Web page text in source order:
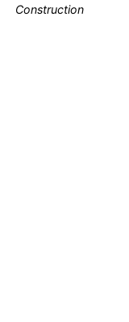
Construction